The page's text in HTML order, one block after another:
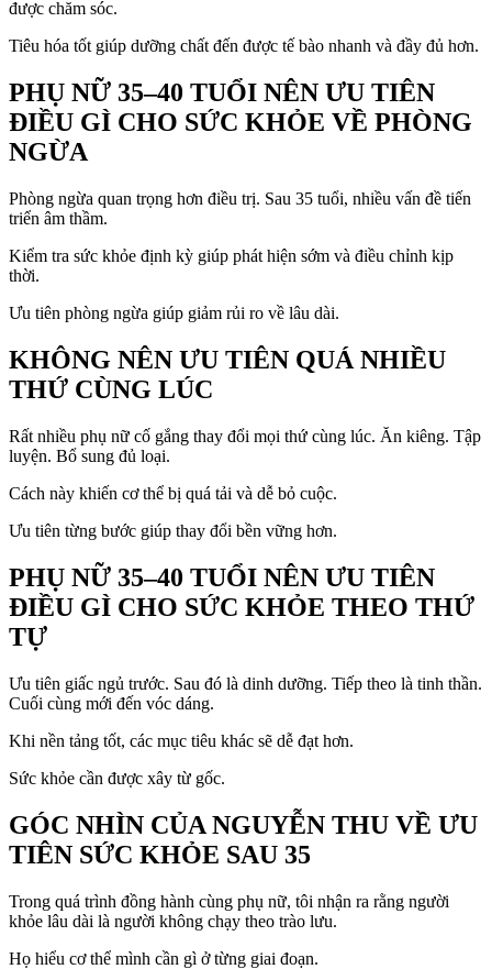
được chăm sóc.
Tiêu hóa tốt giúp dưỡng chất đến được tế bào nhanh và đầy đủ hơn.
PHỤ NỮ 35–40 TUỔI NÊN ƯU TIÊN
ĐIỀU GÌ CHO SỨC KHỎE VỀ PHÒNG
NGỪA
Phòng ngừa quan trọng hơn điều trị. Sau 35 tuổi, nhiều vấn đề tiến
triển âm thầm.
Kiểm tra sức khỏe định kỳ giúp phát hiện sớm và điều chỉnh kịp
thời.
Ưu tiên phòng ngừa giúp giảm rủi ro về lâu dài.
KHÔNG NÊN ƯU TIÊN QUÁ NHIỀU
THỨ CÙNG LÚC
Rất nhiều phụ nữ cố gắng thay đổi mọi thứ cùng lúc. Ăn kiêng. Tập
luyện. Bổ sung đủ loại.
Cách này khiến cơ thể bị quá tải và dễ bỏ cuộc.
Ưu tiên từng bước giúp thay đổi bền vững hơn.
PHỤ NỮ 35–40 TUỔI NÊN ƯU TIÊN
ĐIỀU GÌ CHO SỨC KHỎE THEO THỨ
TỰ
Ưu tiên giấc ngủ trước. Sau đó là dinh dưỡng. Tiếp theo là tinh thần.
Cuối cùng mới đến vóc dáng.
Khi nền tảng tốt, các mục tiêu khác sẽ dễ đạt hơn.
Sức khỏe cần được xây từ gốc.
GÓC NHÌN CỦA NGUYỄN THU VỀ ƯU
TIÊN SỨC KHỎE SAU 35
Trong quá trình đồng hành cùng phụ nữ, tôi nhận ra rằng người
khỏe lâu dài là người không chạy theo trào lưu.
Họ hiểu cơ thể mình cần gì ở từng giai đoạn.